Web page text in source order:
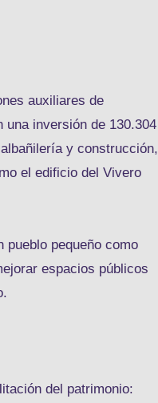
auxiliares de
una inversión de 130.304
y construcción,
el edificio del Vivero
pueblo pequeño como
espacios públicos
del patrimonio: